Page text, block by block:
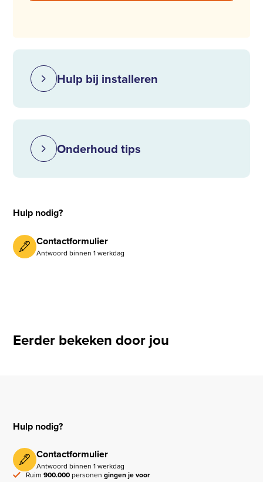
Hulp bij installeren
Onderhoud tips
Hulp nodig?
Contactformulier
Antwoord binnen 1 werkdag
Eerder bekeken door jou
Hulp nodig?
Contactformulier
Antwoord binnen 1 werkdag
Ruim900.000personengingen je voor